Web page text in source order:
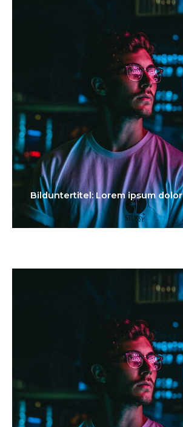
Bilduntertitel: Lorem ipsum dolor